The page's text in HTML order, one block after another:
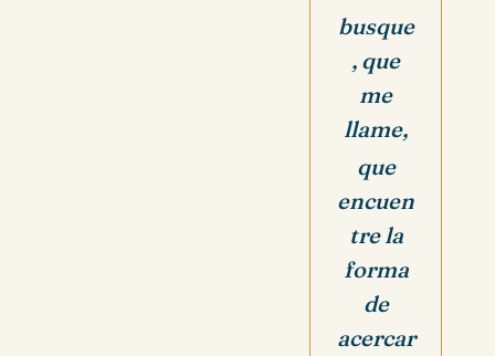
busque
, que
me
llame,
que
encuen
tre la
forma
de
acercar